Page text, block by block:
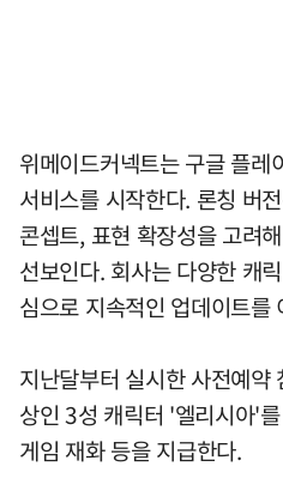
위메이드커넥트는 구글 플레
서비스를 시작한다. 론칭 버
콘셉트, 표현 확장성을 고려
선보인다. 회사는 다양한 캐
심으로 지속적인 업데이트를
지난달부터 실시한 사전예
상인 3성 캐릭터 '엘리시아'
게임 재화 등을 지급한다.